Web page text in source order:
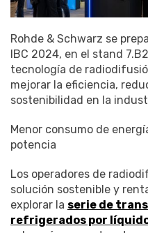
Rohde & Schwarz se
IBC 2024, en el stand
tecnología de
mejorar la eficiencia,
sostenibilidad en la
Menor consumo de
potencia
Los operadores de
solución sostenible y
explorar la serie de
refrigerados por